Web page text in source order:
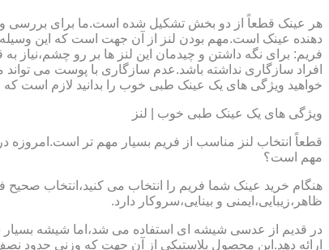
هر عینک قطعاً از دو بخش تشکیل شده است.ما برای بررسی
دهنده عینک است.مهم بودن لنز از آن جهت است که این
فریم: برای نگه داشتن و چیدمان این لنز ها بر رو
افراد سازگاری نداشته باشد.عدم سازگاری با پوست می
خواهید ویژگی های یک عینک طبی خوب را بدانید لازم است که
ویژگی های یک عینک طبی خوب | لنز
قطعاً انتخاب لنز مناسب از فریم بسیار مهم تر است.امروزه
مهم است؟
هنگام خرید عینک شما فریم را انتخاب می کنید،انتخاب
ظاهر،زیبایی،ایمنی و بینایی،سروکار دارد.
ارائه دهد.این محصول پلاستیکی از آن جهت که وزنی حدود